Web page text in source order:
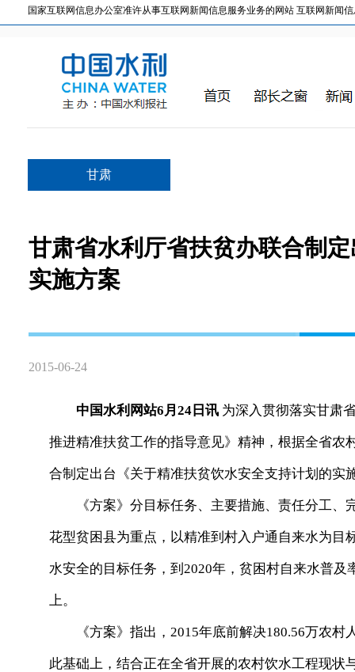
国家互联网信息办公室准许从事互联网新闻信息服务业务的网站 互联网新闻信
甘肃
甘肃省水利厅省扶贫办联合制
实施方案
2015-06-24
中国水利网站6月24日讯 为深入贯彻落实甘肃
推进精准扶贫工作的指导意见》精神，根据全省
合制定出台《关于精准扶贫饮水安全支持计划的实
《方案》分目标任务、主要措施、责任分工、
花型贫困县为重点，以精准到村入户通自来水为目
水安全的目标任务，到2020年，贫困村自来水普
上。
《方案》指出，2015年底前解决180.56万农村
此基础上，结合正在全省开展的农村饮水工程现